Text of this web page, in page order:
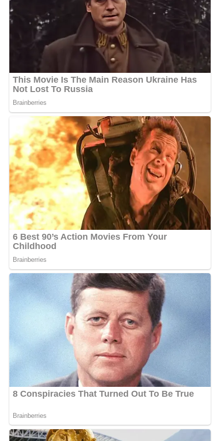
La suite de son intervention a encore davantage choqué.
La prédicatrice laisse entendre que cette rencontre ne
s’adresse pas à tout le monde, assumant un tri par les
moyens financiers.« Ça n’aura pas lieu à l’église. Déjà
même le cadre révèle, le lieu révèle déjà que ce n’est pas
pour tout le monde. Nous tous on sera au ciel, mais nous
tous on n’aura pas la même position. Il y aura des gens
qui seront proches du trône. Il y aura des gens qui seront
loin du trône. Si aujourd’hui tu ne peux pas prendre 100
000, ce n’est pas grave, l’année prochaine tu vas te
, affirme-t-elle.
Une mise en scène de la
contribution qui choque
La vidéo montre également la révérende passer
immédiatement à la vente des tickets, en interpellant
religieux, membres de la chorale, équipe de production :
plusieurs catégories sont appelées à acheter leur billet